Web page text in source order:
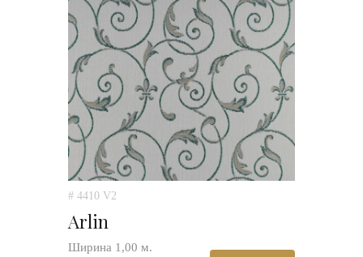
# 4410 V2
Arlin
Ширина 1,00 м.